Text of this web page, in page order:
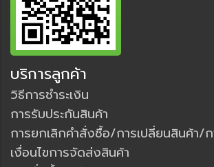
บริการลูกค้า
วิธีการชำระเงิน
การรับประกันสินค้า
การยกเลิกคำสั่งซื้อ/การเปลี่ยนสินค้า/
เงื่อนไขการจัดส่งสินค้า